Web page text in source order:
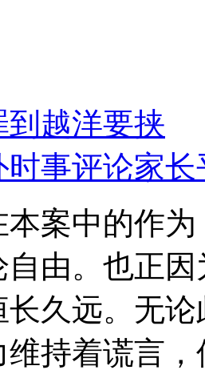
到越洋要挟
事评论家长
本案中的作
由。也正
长久远。无
维持着谎言